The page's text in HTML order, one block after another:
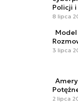
Policji
8 lipca
Model
3 lipca
2 lipca